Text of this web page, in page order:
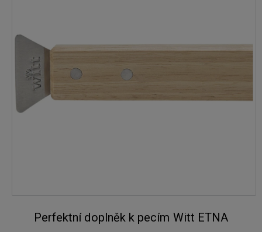
Perfektní doplněk k pecím Witt ETNA